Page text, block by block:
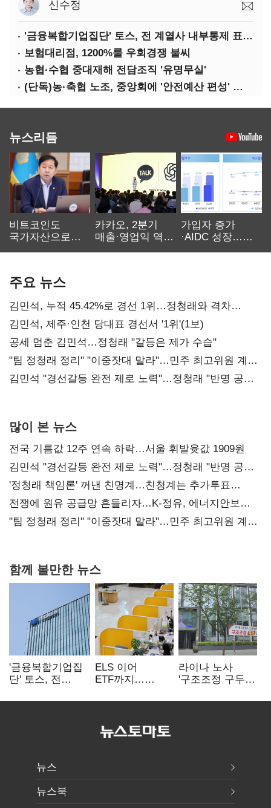
신수정
'금융복합기업집단' 토스, 전 계열사 내부통제 표준화
보험대리점, 1200%룰 우회경쟁 불씨
농협·수협 중대재해 전담조직 '유명무실'
(단독)농·축협 노조, 중앙회에 '안전예산 편성' 요구
뉴스리듬
비트코인도
국가자산으로…'
카카오, 2분기
매출·영업익 역대
가입자 증가
·AIDC 성장…
주요 뉴스
김민석, 누적 45.42%로 경선 1위…정청래와 격차
0.86%p(2보)
김민석, 제주·인천 당대표 경선서 '1위'(1보)
공세 멈춘 김민석…정청래 "갈등은 제가 수습"
"팀 정청래 정리" "이중잣대 말라"…민주 최고위원 계파
다툼 격화
김민석 "경선갈등 완전 제로 노력"…정청래 "반명 공세
많이 본 뉴스
전국 기름값 12주 연속 하락…서울 휘발윳값 1909원
김민석 "경선갈등 완전 제로 노력"…정청래 "반명 공세
사과부터"
'정청래 책임론' 꺼낸 친명계…친청계는 추가투표
때리기
전쟁에 원유 공급망 흔들리자…K-정유, 에너지안보
핵심으로 재부상
"팀 정청래 정리" "이중잣대 말라"…민주 최고위원 계파
함께 볼만한 뉴스
'금융복합기업집
단' 토스, 전
표준화
ELS 이어
ETF까지…
제동 걸린 은행
라이나 노사
'구조조정 구두
뉴스
뉴스북